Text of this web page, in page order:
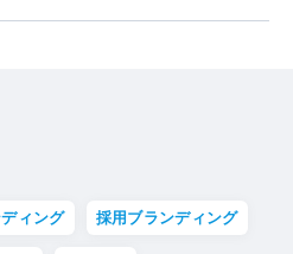
ィング 採用ブランディング